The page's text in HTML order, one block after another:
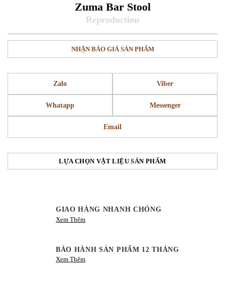
Zuma Bar Stool
NHẬN BÁO GIÁ SẢN PHẨM
Zalo Viber
Whatapp Messenger
Email
LỰA CHỌN VẬT LIỆU SẢN PHẨM
GIAO HÀNG NHANH CHÓNG
Xem Thêm
BẢO HÀNH SẢN PHẨM 12 THÁNG
Xem Thêm